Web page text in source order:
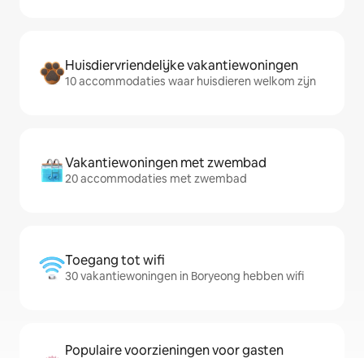
Huisdiervriendelijke vakantiewoningen
10 accommodaties waar huisdieren welkom zijn
Vakantiewoningen met zwembad
20 accommodaties met zwembad
Toegang tot wifi
30 vakantiewoningen in Boryeong hebben wifi
Populaire voorzieningen voor gasten